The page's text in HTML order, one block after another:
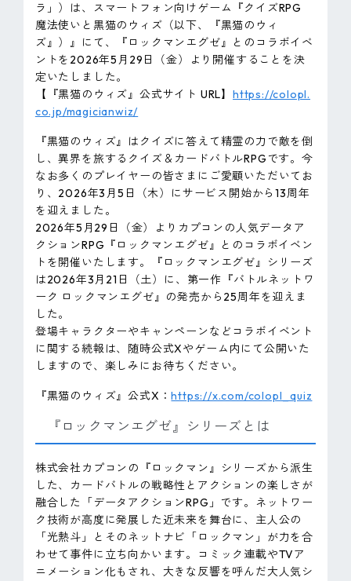
ラ」）は、スマートフォン向けゲーム『クイズRPG
魔法使いと黒猫のウィズ（以下、『黒猫のウィ
ズ』）』にて、『ロックマンエグゼ』とのコラボイベ
ントを2026年5月29日（金）より開催することを決
定いたしました。
【『黒猫のウィズ』公式サイト URL】https://colopl.
co.jp/magicianwiz/
『黒猫のウィズ』はクイズに答えて精霊の力で敵を倒
し、異界を旅するクイズ＆カードバトルRPGです。今
なお多くのプレイヤーの皆さまにご愛顧いただいてお
り、2026年3月5日（木）にサービス開始から13周年
を迎えました。
2026年5月29日（金）よりカプコンの人気データア
クションRPG『ロックマンエグゼ』とのコラボイベン
トを開催いたします。『ロックマンエグゼ』シリーズ
は2026年3月21日（土）に、第一作『バトルネットワ
ーク ロックマンエグゼ』の発売から25周年を迎えま
した。
登場キャラクターやキャンペーンなどコラボイベント
に関する続報は、随時公式Xやゲーム内にて公開いた
しますので、楽しみにお待ちください。
『黒猫のウィズ』公式X：https://x.com/colopl_quiz
『ロックマンエグゼ』シリーズとは
株式会社カプコンの『ロックマン』シリーズから派生
した、カードバトルの戦略性とアクションの楽しさが
融合した「データアクションRPG」です。ネットワー
ク技術が高度に発展した近未来を舞台に、主人公の
「光熱斗」とそのネットナビ「ロックマン」が力を合
わせて事件に立ち向かいます。コミック連載やTVア
ニメーション化もされ、大きな反響を呼んだ大人気シ